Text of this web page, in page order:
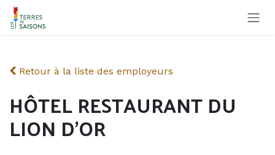
Se rendre au contenu
Retour à la liste des employeurs
HÔTEL RESTAURANT DU
LION D'OR